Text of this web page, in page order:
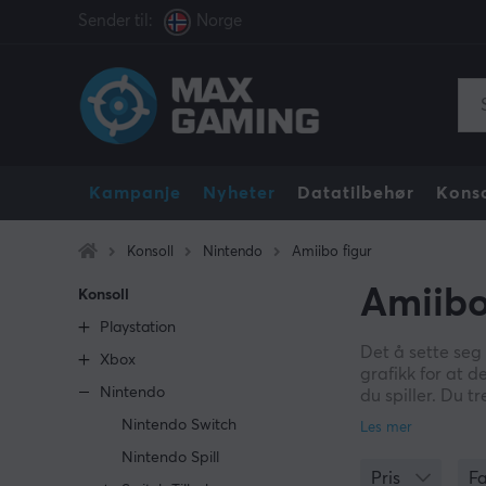
Sender til: Norge
Kampanje Nyheter Datatilbehør
Konsoll Nintendo Amiibo figur
Konsoll
Playstation
Xbox
Nintendo
Nintendo Switch
Nintendo Spill
Det å sette
grafikk for at
du spiller. Du
basert på de
Pris